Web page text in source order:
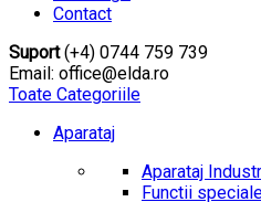
Contact
Suport(+4) 0744 759 739
Email: office@elda.ro
Toate Categoriile
Aparataj
Aparataj
Functii